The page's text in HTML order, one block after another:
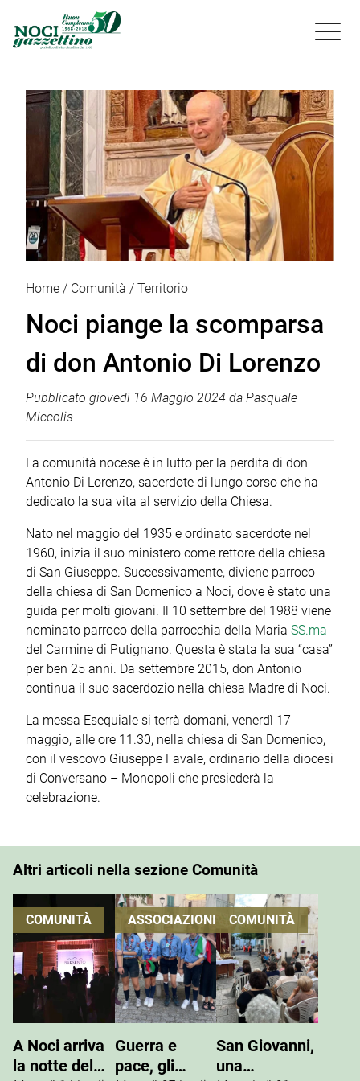

Home Comunità Territorio
Noci piange la scomparsa
di don Antonio Di Lorenzo
Pubblicato giovedì 16 Maggio 2024 da Pasquale
Miccolis
La comunità nocese è in lutto per la perdita di don
Antonio Di Lorenzo, sacerdote di lungo corso che ha
dedicato la sua vita al servizio della Chiesa.
Nato nel maggio del 1935 e ordinato sacerdote nel
1960, inizia il suo ministero come rettore della chiesa
di San Giuseppe. Successivamente, diviene parroco
della chiesa di San Domenico a Noci, dove è stato una
guida per molti giovani. Il 10 settembre del 1988 viene
nominato parroco della parrocchia della Maria SS.ma
del Carmine di Putignano. Questa è stata la sua “casa”
per ben 25 anni. Da settembre 2015, don Antonio
continua il suo sacerdozio nella chiesa Madre di Noci.
La messa Esequiale si terrà domani, venerdì 17
maggio, alle ore 11.30, nella chiesa di San Domenico,
con il vescovo Giuseppe Favale, ordinario della diocesi
di Conversano – Monopoli che presiederà la
celebrazione.
Altri articoli nella sezione Comunità
COMUNITÀ
A Noci arriva
la notte del
ASSOCIAZIONI
Guerra e
pace, gli
COMUNITÀ
San Giovanni,
una